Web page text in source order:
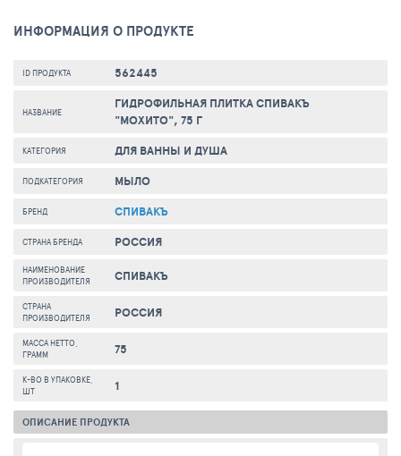
ИНФОРМАЦИЯ О ПРОДУКТЕ
ID ПРОДУКТА 562445
НАЗВАНИЕ
ГИДРОФИЛЬНАЯ ПЛИТКА СПИВАКЪ
"МОХИТО", 75 Г
КАТЕГОРИЯ ДЛЯ ВАННЫ И ДУША
ПОДКАТЕГОРИЯ МЫЛО
БРЕНД СПИВАКЪ
СТРАНА БРЕНДА РОССИЯ
НАИМЕНОВАНИЕ
ПРОИЗВОДИТЕЛЯ
СПИВАКЪ
СТРАНА
ПРОИЗВОДИТЕЛЯ
РОССИЯ
МАССА НЕТТО,
ГРАММ
75
К-ВО В УПАКОВКЕ,
ШТ
1
ОПИСАНИЕ ПРОДУКТА